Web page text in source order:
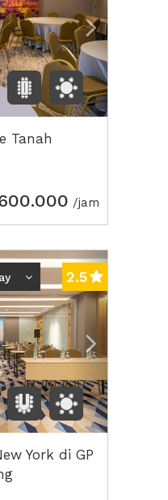
Tanah
/jam
Next2
2.5
York di GP